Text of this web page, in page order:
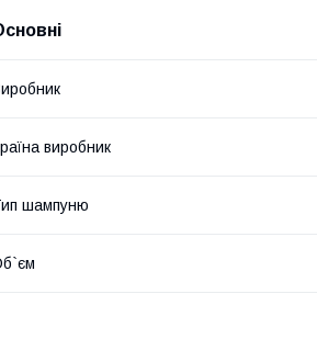
виробник
шампуню